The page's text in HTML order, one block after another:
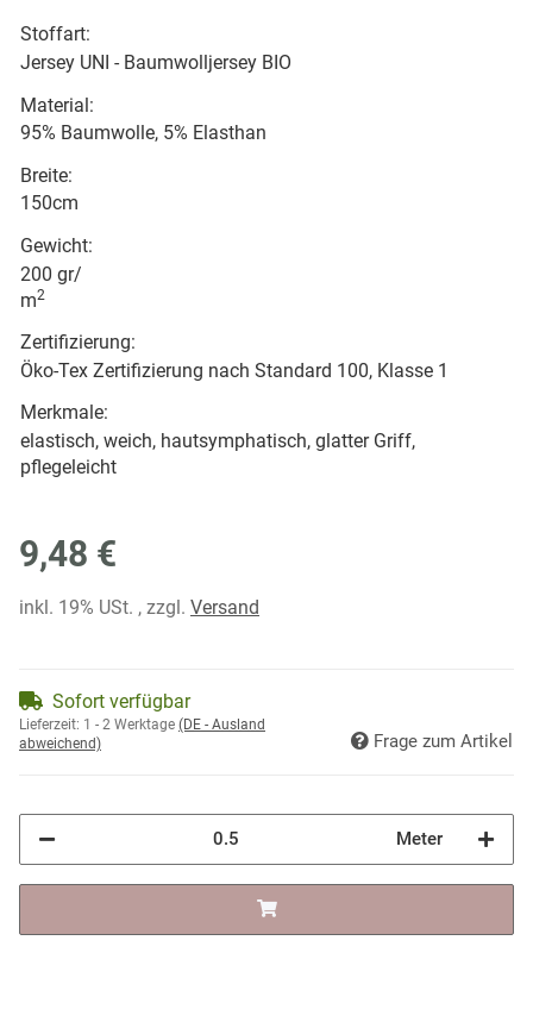
Stoffart:
Jersey UNI - Baumwolljersey BIO
Material:
95% Baumwolle, 5% Elasthan
Breite:
150cm
Gewicht:
200 gr/
m2
Zertifizierung:
Öko-Tex Zertifizierung nach Standard 100, Klasse 1
Merkmale:
elastisch, weich, hautsymphatisch, glatter Griff,
pflegeleicht
9,48 €
inkl. 19% USt. , zzgl. Versand
Sofort verfügbar
Lieferzeit: 1 - 2 Werktage (DE - Ausland
abweichend)
Frage zum Artikel
Meter